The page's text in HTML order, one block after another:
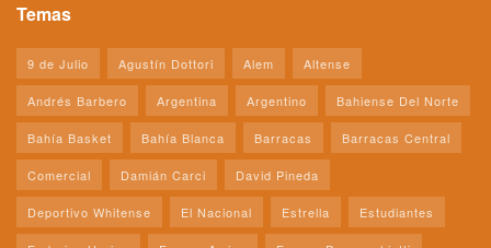
Temas
9 de Julio Agustín Dottori Alem Altense
Andrés Barbero Argentina Argentino Bahiense Del Norte
Bahía Basket Bahía Blanca Barracas Barracas Central
Comercial Damián Carci David Pineda
Deportivo Whitense El Nacional Estrella Estudiantes